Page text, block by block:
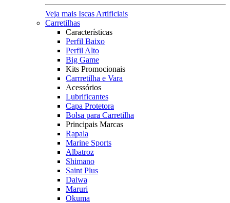
Veja mais Iscas Artificiais
Carretilhas
Características
Perfil Baixo
Perfil Alto
Big Game
Kits Promocionais
Carrretilha e Vara
Acessórios
Lubrificantes
Capa Protetora
Bolsa para Carretilha
Principais Marcas
Rapala
Marine Sports
Albatroz
Shimano
Saint Plus
Daiwa
Maruri
Okuma